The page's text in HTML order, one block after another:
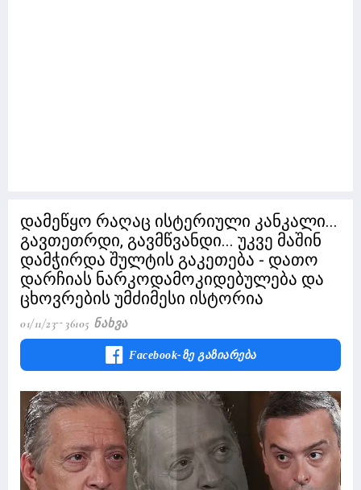
დამეწყო რაღაც ისტერიული კანკალი...
გავთეთრდი, გავმწვანდი... უკვე მაშინ
დამჭირდა შულტის გაკეთება - დათო
დარჩიას ნარკოდამოკიდებულება და
ცხოვრების უმძიმესი ისტორია
01/11/23 36105 Ნახვა
Facebook-Ზე Გაზიარება